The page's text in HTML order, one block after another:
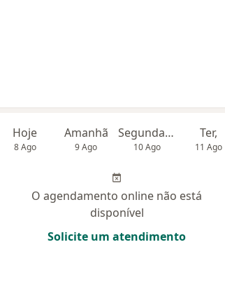
Hoje
8 Ago
Amanhã
9 Ago
Segunda-feira
10 Ago
Ter,
11 Ago
O agendamento online não está
disponível
Solicite um atendimento